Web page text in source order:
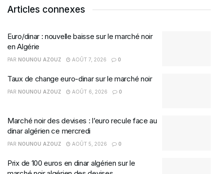
Articles connexes
Euro/dinar : nouvelle baisse sur le marché noir
en Algérie
PAR NOUNOU AZOUZ AOÛT 7, 2026 0
Taux de change euro-dinar sur le marché noir
PAR NOUNOU AZOUZ AOÛT 6, 2026 0
Marché noir des devises : l’euro recule face au
dinar algérien ce mercredi
PAR NOUNOU AZOUZ AOÛT 5, 2026 0
Prix de 100 euros en dinar algérien sur le